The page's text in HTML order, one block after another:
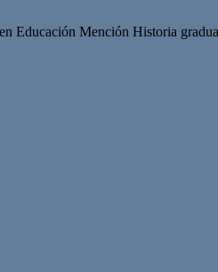
Educación Mención Historia